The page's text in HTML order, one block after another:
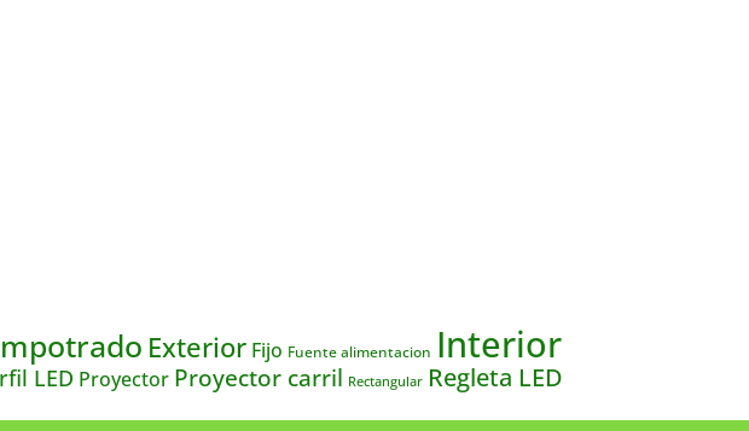
Exterior Fijo Fuente alimentacion Interior
LED Proyector Proyector carril Rectangular Regleta LED